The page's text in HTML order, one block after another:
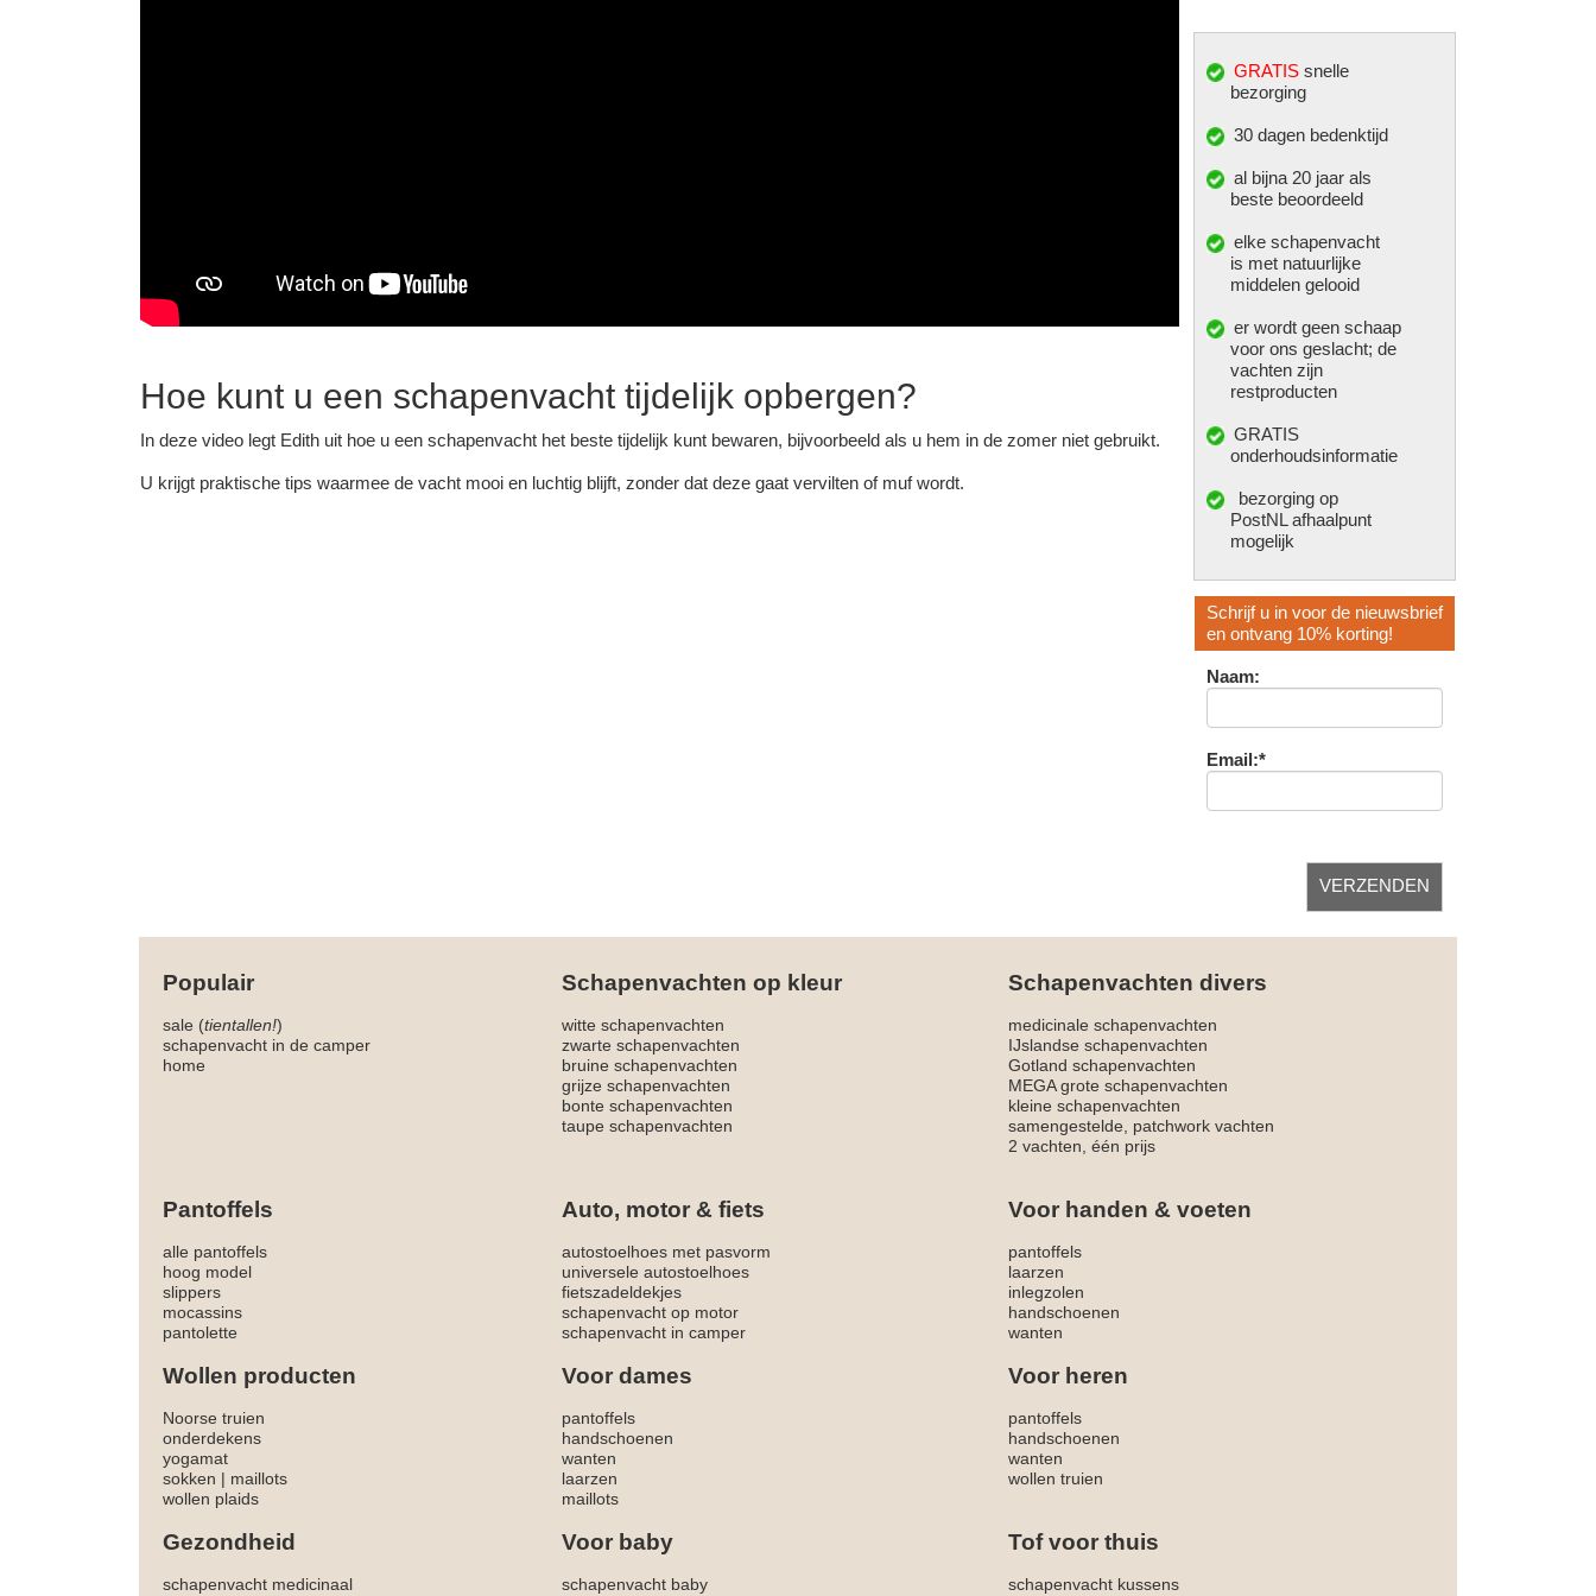
Hoe kunt u een schapenvacht tijdelijk opbergen?
In deze video legt Edith uit hoe u een schapenvacht het beste tijdelijk kunt bewaren, bijvoorbeeld als u hem in de zomer niet gebruikt.
U krijgt praktische tips waarmee de vacht mooi en luchtig blijft, zonder dat deze gaat vervilten of muf wordt.
GRATISsnelle
bezorging
30 dagen bedenktijd
al bijna 20 jaar als
beste beoordeeld
elke schapenvacht
is met natuurlijke
middelen gelooid
er wordt geen schaap
voor ons geslacht; de
vachten zijn
restproducten
GRATIS
onderhoudsinformatie
bezorging op
PostNL afhaalpunt
mogelijk
Schrijf u in voor de nieuwsbrief
en ontvang 10% korting!
Naam:
Email:*
Populair Schapenvachten op kleur Schapenvachten divers
sale (tientallen!) witte schapenvachten
medicinale schapenvachten
schapenvacht in de camper
zwarte schapenvachten
IJslandse schapenvachten
home
bruine schapenvachten
Gotland schapenvachten
grijze schapenvachten
MEGA grote schapenvachten
bonte schapenvachten
kleine schapenvachten
taupe schapenvachten
samengestelde, patchwork vachten
2 vachten, één prijs
Pantoffels Auto, motor & fiets Voor handen & voeten
alle pantoffels autostoelhoes met pasvorm
pantoffels
hoog model
universele autostoelhoes
laarzen
slippers
fietszadeldekjes
inlegzolen
mocassins
schapenvacht op motor
handschoenen
pantolette
schapenvacht in camper wanten
Wollen producten Voor dames Voor heren
Noorse truien pantoffels
pantoffels
onderdekens
handschoenen
handschoenen
yogamat
wanten
wanten
sokken | maillots laarzen
wollen truien
wollen plaids
maillots
Gezondheid Voor baby Tof voor thuis
schapenvacht medicinaal schapenvacht baby
schapenvacht kussens